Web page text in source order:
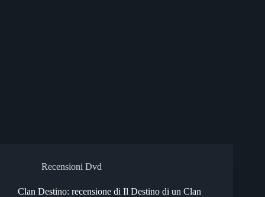
Recensioni Dvd
Clan Destino: recensione di Il Destino di un Clan